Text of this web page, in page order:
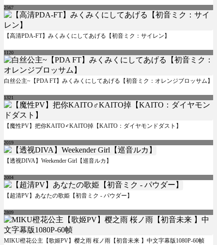
2567
【高清PDA-FT】みくみくにしてあげる【初音ミク：サイレン】
1120
白丝公主~【PDA FT】みくみくにしてあげる【初音ミク：オレンジブロッサム】
1321
【魔性PV】把你KAITO♂KAITO掉【KAITO：ダイヤモンドダスト】
2019
【透视DIVA】Weekender Girl【巡音ルカ】
2004
【超清PV】あなたの歌姫【初音ミク - パウダー】
2809
MIKU橙花公主【歌姬PV】樱之雨 桜ノ雨【初音未来 】中文字幕版1080P-60帧